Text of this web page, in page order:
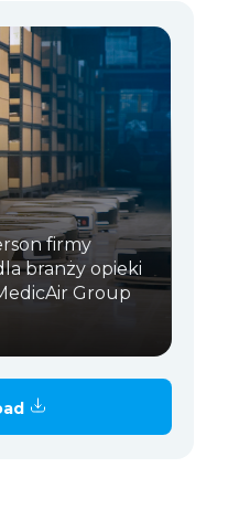
firmy
branży opieki
Group